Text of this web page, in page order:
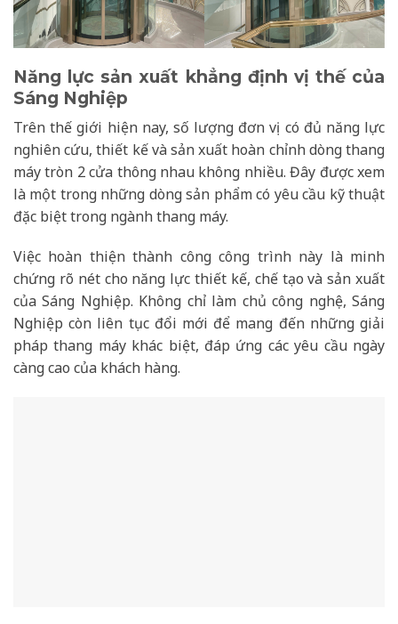
Năng lực sản xuất khẳng định vị thế của
Sáng Nghiệp
Trên thế giới hiện nay, số lượng đơn vị có đủ năng lực
nghiên cứu, thiết kế và sản xuất hoàn chỉnh dòng thang
máy tròn 2 cửa thông nhau không nhiều. Đây được xem
là một trong những dòng sản phẩm có yêu cầu kỹ thuật
đặc biệt trong ngành thang máy.
Việc hoàn thiện thành công công trình này là minh
chứng rõ nét cho năng lực thiết kế, chế tạo và sản xuất
của Sáng Nghiệp. Không chỉ làm chủ công nghệ, Sáng
Nghiệp còn liên tục đổi mới để mang đến những giải
pháp thang máy khác biệt, đáp ứng các yêu cầu ngày
càng cao của khách hàng.